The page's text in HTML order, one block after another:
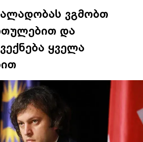
ვგმობთ
და
ყველა